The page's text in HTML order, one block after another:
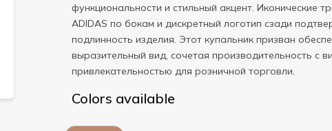
функциональности и стильный акцент. Иконические
ADIDAS по бокам и дискретный логотип сзади
подлинность изделия. Этот купальник призван
выразительный вид, сочетая производительность с
привлекательностью для розничной торговли.
Colors available